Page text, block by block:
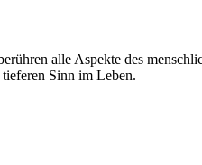
alle Aspekte des
Sinn im Leben.